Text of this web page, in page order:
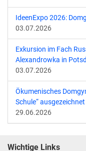
IdeenExpo 2026:
03.07.2026
Exkursion im Fach
Alexandrowka in
03.07.2026
Ökumenisches
Schule“ ausgezeichnet
29.06.2026
Wichtige Links